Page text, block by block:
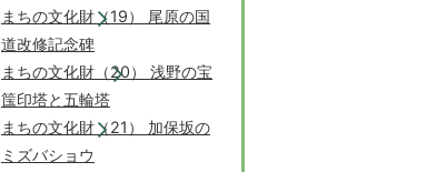
まちの文化財（19） 尾原の国
道改修記念碑
まちの文化財（20） 浅野の宝
筺印塔と五輪塔
まちの文化財（21） 加保坂の
ミズバショウ